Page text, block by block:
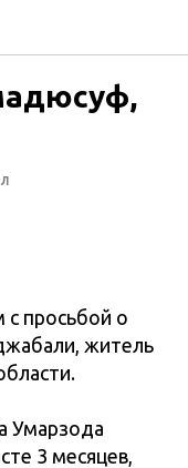
с просьбой о
житель
Умарзода
3 месяцев,